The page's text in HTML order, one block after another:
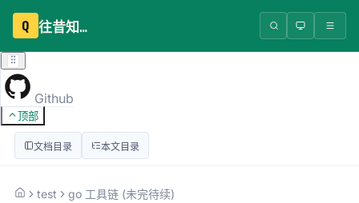
Q 往昔知识库
Github
顶部
文档目录 本文目录
test go 工具链 (未完待续)